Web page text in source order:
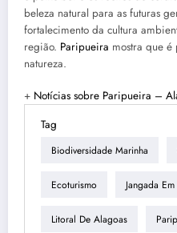
beleza natural para as futuras
fortalecimento da cultura
região. Paripueira mostra que é
natureza.
+ Notícias sobre Paripueira –
Tag
Biodiversidade Marinha
Ecoturismo Jangada
Litoral De Alagoas